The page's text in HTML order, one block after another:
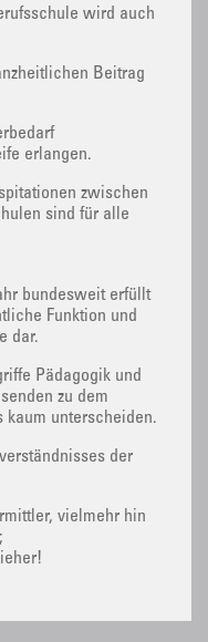
wird auch
Beitrag
erlangen.
zwischen
sind für alle
bundesweit erfüllt
Funktion und
dar.
Pädagogik und
zu dem
kaum unterscheiden.
der
vielmehr hin